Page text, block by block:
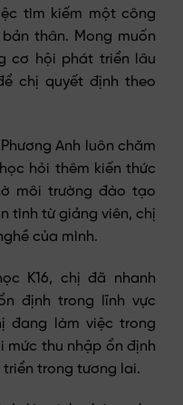
tìm kiếm một công
thân. Mong muốn
cơ hội phát triển lâu
chị quyết định theo
Anh luôn chăm
hỏi thêm kiến thức
môi trường đào tạo
tình từ giảng viên, chị
của mình.
K16, chị đã nhanh
định trong lĩnh vực
đang làm việc trong
mức thu nhập ổn định
trong tương lai.